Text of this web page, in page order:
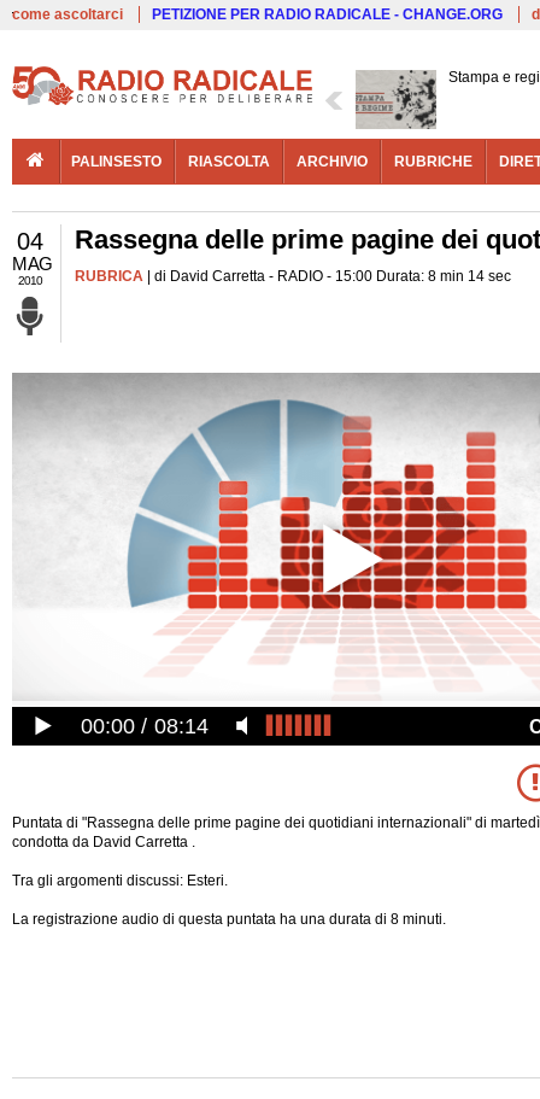
come ascoltarci PETIZIONE PER RADIO RADICALE - CHANGE.ORG
Stampa e
PALINSESTO RIASCOLTA ARCHIVIO RUBRICHE
04
MAG
2010
Rassegna delle prime pagine dei
RUBRICA | di David Carretta - RADIO - 15:00 Durata: 8 min 14 sec
00:00 08:14
Puntata di "Rassegna delle prime pagine dei quotidiani internazionali" di
condotta da David Carretta .
Tra gli argomenti discussi: Esteri.
La registrazione audio di questa puntata ha una durata di 8 minuti.